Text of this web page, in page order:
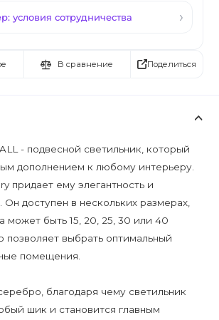
условия сотрудничества
В сравнение Поделиться
- подвесной светильник, который
дополнением к любому интерьеру.
придает ему элегантность и
Он доступен в нескольких размерах,
может быть 15, 20, 25, 30 или 40
позволяет выбрать оптимальный
помещения.
благодаря чему светильник
шик и становится главным